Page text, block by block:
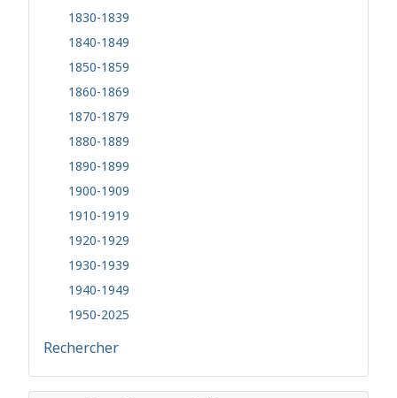
1830-1839
1840-1849
1850-1859
1860-1869
1870-1879
1880-1889
1890-1899
1900-1909
1910-1919
1920-1929
1930-1939
1940-1949
1950-2025
Rechercher